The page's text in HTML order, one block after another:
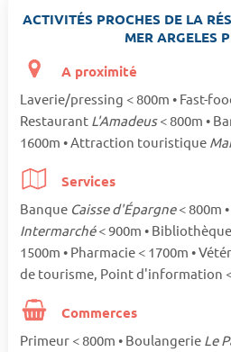
ACTIVITÉS PROCHES DE LA
MER ARGELES
A proximité
Laverie/pressing < 800m • Fast-
Restaurant L'Amadeus< 800m •
1600m • Attraction touristique
Services
Banque Caisse d'Épargne< 800m
Intermarché< 900m •
1500m • Pharmacie < 1700m •
de tourisme, Point d'information
Commerces
Primeur < 800m • Boulangerie Le